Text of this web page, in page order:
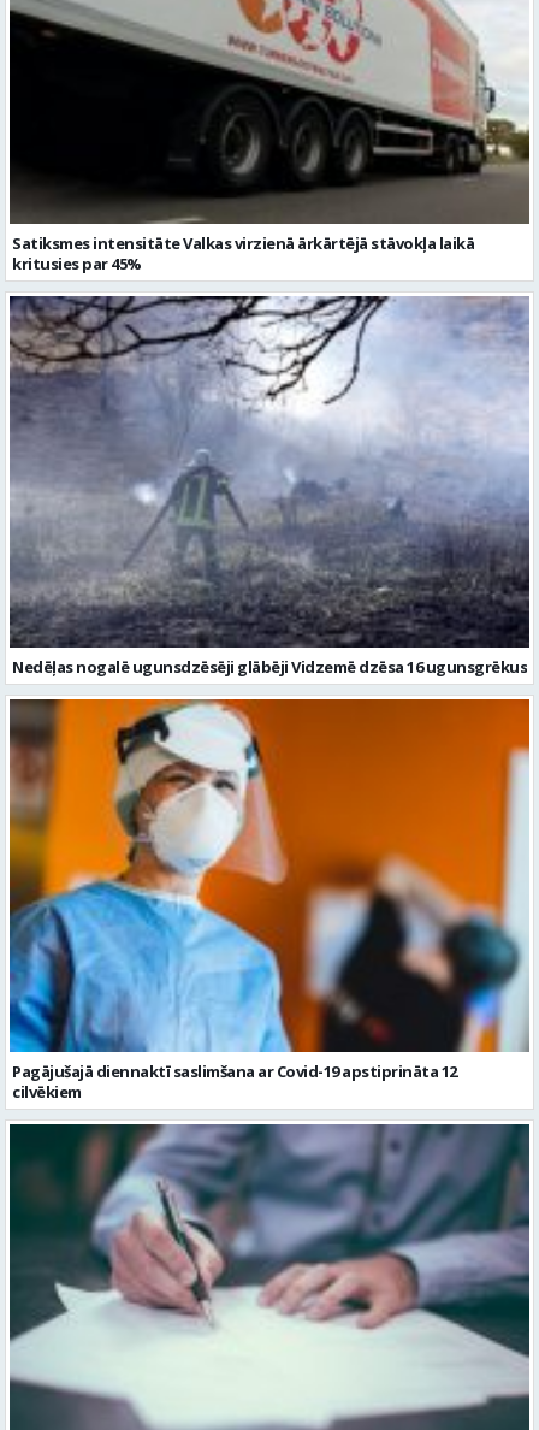
Satiksmes intensitāte Valkas virzienā ārkārtējā stāvokļa laikā
kritusies par 45%
Nedēļas nogalē ugunsdzēsēji glābēji Vidzemē dzēsa 16 ugunsgrēkus
Pagājušajā diennaktī saslimšana ar Covid-19 apstiprināta 12
cilvēkiem